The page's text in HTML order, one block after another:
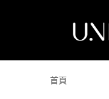
首頁